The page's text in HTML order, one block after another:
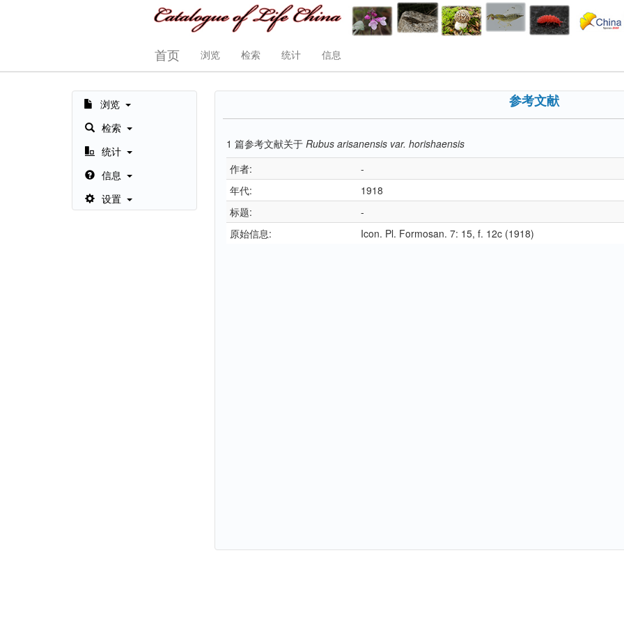
首页 浏览 检索 统计 信息
浏览
检索
统计
信息
设置
参考文献
1 篇参考文献关于 Rubus arisanensis var. horishaensis
作者:
-
年代:
1918
标题:
-
原始信息:
Icon. Pl. Formosan. 7: 15, f. 12c (1918)